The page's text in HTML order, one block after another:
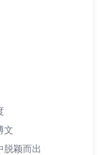
文
脱颖而出